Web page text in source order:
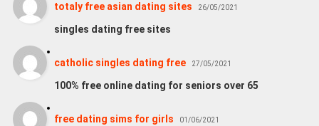
totaly free asian dating sites 26/05/2021
singles dating free sites
catholic singles dating free 27/05/2021
100% free online dating for seniors over 65
free dating sims for girls 01/06/2021